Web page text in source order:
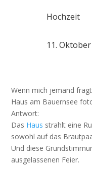
Hochzeit
11.
Wenn mich jemand
Haus am Bauernsee
Antwort:
Das Haus strahlt eine
sowohl auf das
Und diese
ausgelassenen Feier.